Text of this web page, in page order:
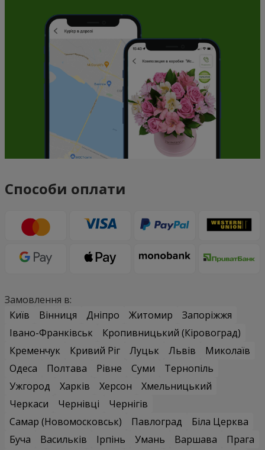
Способи оплати
Замовлення в:
Київ
Вінниця Дніпро Житомир
Запоріжжя
Івано-Франківськ
Кропивницький (Кіровоград)
Кременчук
Кривий Ріг Луцьк Львів
Миколаїв
Одеса
Полтава Рівне Суми
Тернопіль
Ужгород
Харків Херсон
Хмельницький
Черкаси
Чернівці
Чернігів
Самар (Новомосковськ)
Павлоград
Біла Церква
Буча
Васильків Ірпінь Умань Варшава Прага